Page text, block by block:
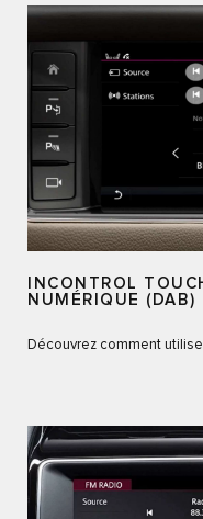
INCONTROL
NUMÉRIQUE (DAB)
Découvrez comment